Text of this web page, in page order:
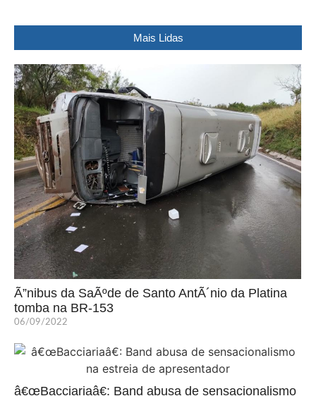
Mais Lidas
Ã”nibus da SaÃºde de Santo AntÃ´nio da Platina
tomba na BR-153
06/09/2022
â€œBacciariaâ€: Band abusa de sensacionalismo